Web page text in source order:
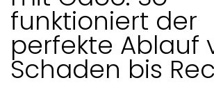
funktioniert der
perfekte Ablauf
Schaden bis